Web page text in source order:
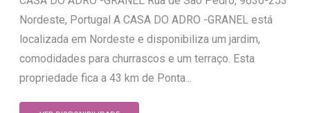
Nordeste, Portugal A CASA DO ADRO -GRANEL está
localizada em Nordeste e disponibiliza um jardim,
comodidades para churrascos e um terraço. Esta
propriedade fica a 43 km de Ponta...